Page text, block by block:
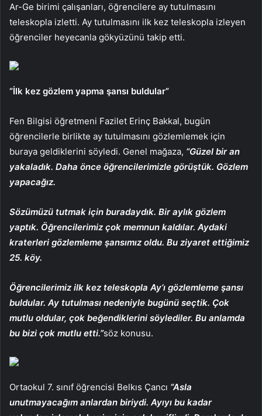
Ar-Ge birimi çalışanları, öğrencilere ay tutulmasını
teleskopla izletti. Ay tutulmasını ilk kez teleskopla izleyen
öğrenciler heyecanla gökyüzünü takip etti.
“İlk kez gözlem yapma şansı buldular”
Fen Bilgisi öğretmeni Fazilet Erinç Bakkal, bugün
öğrencilerle birlikte ay tutulmasını gözlemlemek için
buraya geldiklerini söyledi. Genel mağaza, “Güzel bir an
yakaladık. Daha önce öğrencilerimizle görüştük. Gözlem
yapacağız.
Sözümüzü tutmak için buradaydık. Bir aylık gözlem
yaptık. Öğrencilerimiz çok memnun kaldılar. Aydaki
kraterleri gözlemleme şansımız oldu. Bu ziyaret ettiğimiz
25. köy.
Öğrencilerimiz ilk kez teleskopla Ay’ı gözlemleme şansı
buldular. Ay tutulması nedeniyle bugünü seçtik. Çok
mutlu oldular, çok beğendiklerini söylediler. Bu anlamda
bu bizi çok mutlu etti.”söz konusu.
Ortaokul 7. sınıf öğrencisi Belkıs Çancı “Asla
unutmayacağım anlardan biriydi. Ayıyı bu kadar